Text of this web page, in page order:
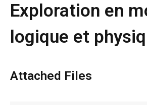
Exploration en
logique et
Attached Files